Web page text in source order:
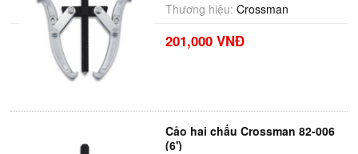
Thương hiệu: Crossman
201,000 VNĐ
Cảo hai chấu Crossman 82-006
(6')